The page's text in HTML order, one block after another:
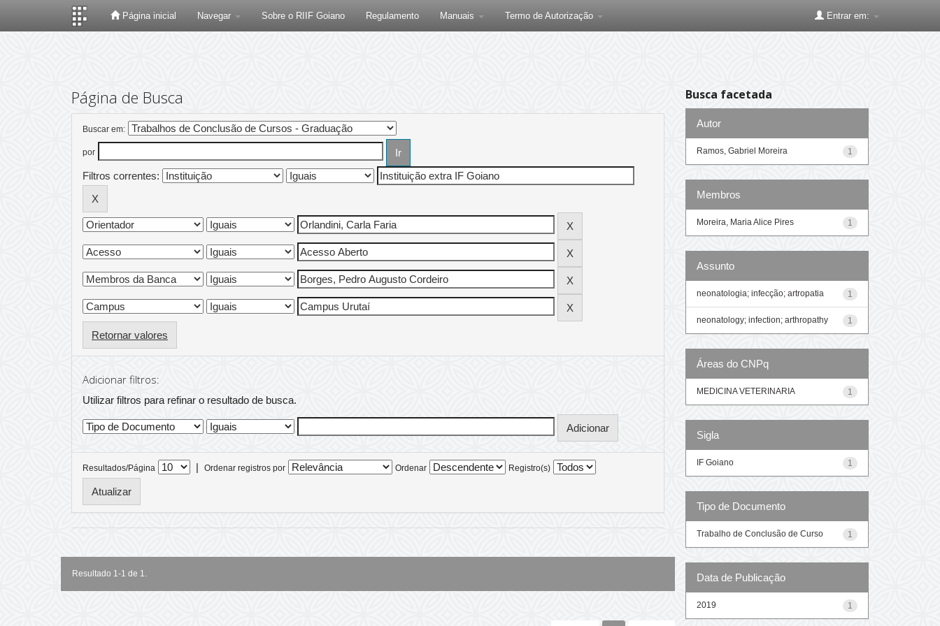
Página inicial Navegar Sobre o RIIF Goiano Regulamento Manuais Termo de Autorização Entrar em:
Página de Busca
Buscar em:
por
Filtros correntes:
Retornar valores
Adicionar filtros:
Utilizar filtros para refinar o resultado de busca.
Resultados/Página | Ordenar registros por Ordenar Registro(s)
Resultado 1-1 de 1.
Busca facetada
Autor
1
Ramos, Gabriel Moreira
Membros
1
Moreira, Maria Alice Pires
Assunto
1
neonatologia; infecção; artropatia
1
neonatology; infection; arthropathy
Áreas do CNPq
1
MEDICINA VETERINARIA
Sigla
1
IF Goiano
Tipo de Documento
1
Trabalho de Conclusão de Curso
Data de Publicação
1
2019